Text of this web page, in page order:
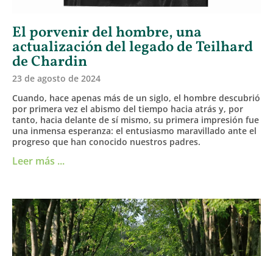
El porvenir del hombre, una
actualización del legado de Teilhard
de Chardin
23 de agosto de 2024
Cuando, hace apenas más de un siglo, el hombre descubrió
por primera vez el abismo del tiempo hacia atrás y, por
tanto, hacia delante de sí mismo, su primera impresión fue
una inmensa esperanza: el entusiasmo maravillado ante el
progreso que han conocido nuestros padres.
Leer más ...